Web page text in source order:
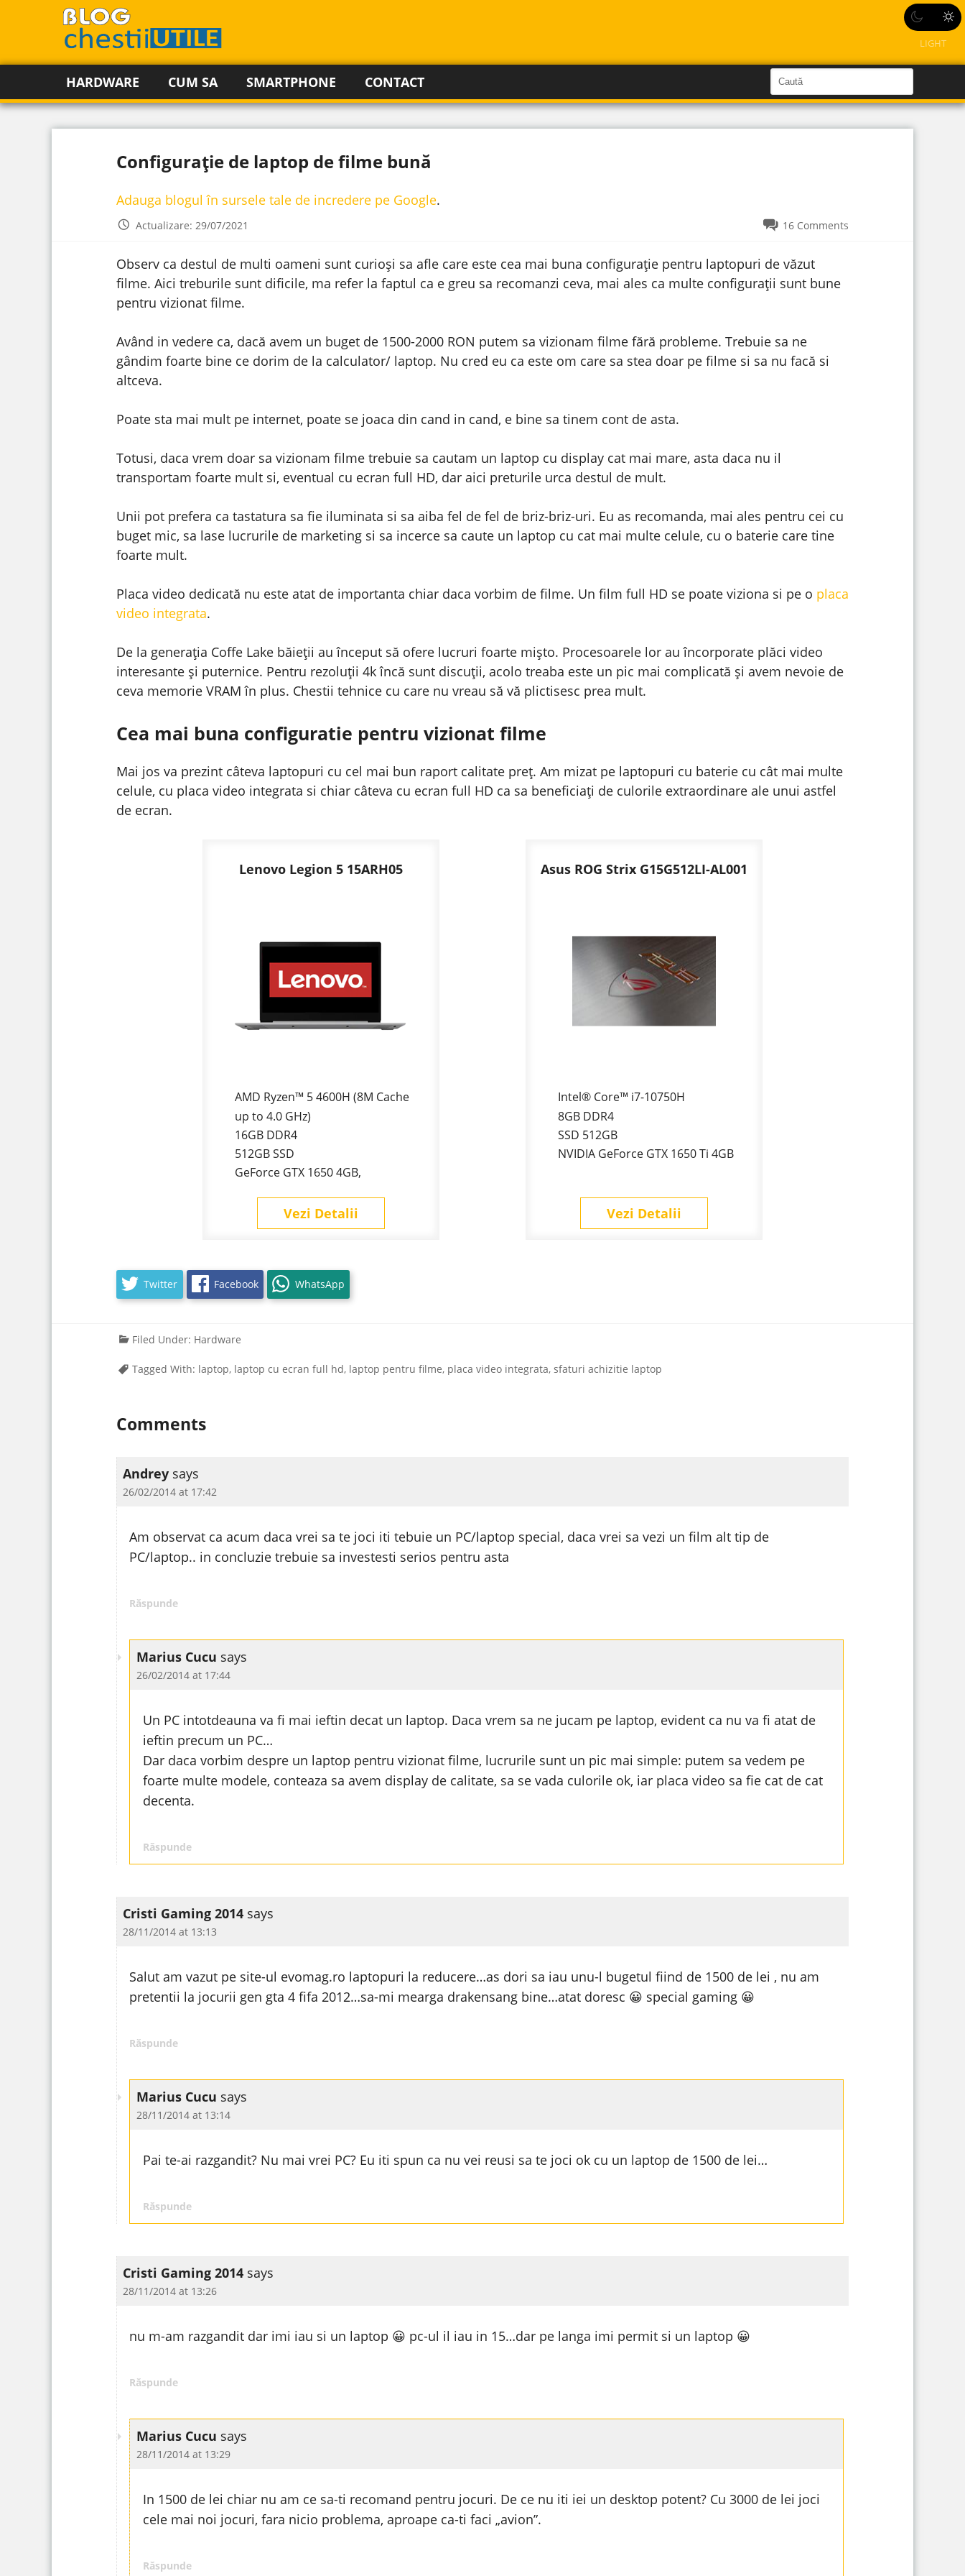
LIGHT
HARDWARE CUM SA SMARTPHONE CONTACT
a
s
t
e
C
a
Configurație de laptop de filme bună
Adauga blogul în sursele tale de incredere pe Google.
Actualizare: 29/07/2021 16 Comments
Observ ca destul de multi oameni sunt curioși sa afle care este cea mai buna configurație pentru laptopuri de văzut
filme. Aici treburile sunt dificile, ma refer la faptul ca e greu sa recomanzi ceva, mai ales ca multe configurații sunt bune
pentru vizionat filme.
Având in vedere ca, dacă avem un buget de 1500-2000 RON putem sa vizionam filme fără probleme. Trebuie sa ne
gândim foarte bine ce dorim de la calculator/ laptop. Nu cred eu ca este om care sa stea doar pe filme si sa nu facă si
altceva.
Poate sta mai mult pe internet, poate se joaca din cand in cand, e bine sa tinem cont de asta.
Totusi, daca vrem doar sa vizionam filme trebuie sa cautam un laptop cu display cat mai mare, asta daca nu il
transportam foarte mult si, eventual cu ecran full HD, dar aici preturile urca destul de mult.
Unii pot prefera ca tastatura sa fie iluminata si sa aiba fel de fel de briz-briz-uri. Eu as recomanda, mai ales pentru cei cu
buget mic, sa lase lucrurile de marketing si sa incerce sa caute un laptop cu cat mai multe celule, cu o baterie care tine
foarte mult.
Placa video dedicată nu este atat de importanta chiar daca vorbim de filme. Un film full HD se poate viziona si pe o placa
video integrata.
De la generația Coffe Lake băieții au început să ofere lucruri foarte mișto. Procesoarele lor au încorporate plăci video
interesante și puternice. Pentru rezoluții 4k încă sunt discuții, acolo treaba este un pic mai complicată și avem nevoie de
ceva memorie VRAM în plus. Chestii tehnice cu care nu vreau să vă plictisesc prea mult.
Cea mai buna configuratie pentru vizionat filme
Mai jos va prezint câteva laptopuri cu cel mai bun raport calitate preț. Am mizat pe laptopuri cu baterie cu cât mai multe
celule, cu placa video integrata si chiar câteva cu ecran full HD ca sa beneficiați de culorile extraordinare ale unui astfel
de ecran.
Lenovo Legion 5 15ARH05
AMD Ryzen™ 5 4600H (8M Cache
up to 4.0 GHz)
16GB DDR4
512GB SSD
GeForce GTX 1650 4GB,
Vezi Detalii
Asus ROG Strix G15G512LI-AL001
Intel® Core™ i7-10750H
8GB DDR4
SSD 512GB
NVIDIA GeForce GTX 1650 Ti 4GB
Vezi Detalii
Twitter Facebook WhatsApp
Filed Under: Hardware
Tagged With: laptop, laptop cu ecran full hd, laptop pentru filme, placa video integrata, sfaturi achizitie laptop
Comments
Andrey says
26/02/2014 at 17:42
Am observat ca acum daca vrei sa te joci iti tebuie un PC/laptop special, daca vrei sa vezi un film alt tip de
PC/laptop.. in concluzie trebuie sa investesti serios pentru asta
Răspunde
Marius Cucu says
26/02/2014 at 17:44
Un PC intotdeauna va fi mai ieftin decat un laptop. Daca vrem sa ne jucam pe laptop, evident ca nu va fi atat de
ieftin precum un PC…
Dar daca vorbim despre un laptop pentru vizionat filme, lucrurile sunt un pic mai simple: putem sa vedem pe
foarte multe modele, conteaza sa avem display de calitate, sa se vada culorile ok, iar placa video sa fie cat de cat
decenta.
Răspunde
Cristi Gaming 2014 says
28/11/2014 at 13:13
Salut am vazut pe site-ul evomag.ro laptopuri la reducere…as dori sa iau unu-l bugetul fiind de 1500 de lei , nu am
pretentii la jocurii gen gta 4 fifa 2012…sa-mi mearga drakensang bine…atat doresc 😀 special gaming 😀
Răspunde
Marius Cucu says
28/11/2014 at 13:14
Pai te-ai razgandit? Nu mai vrei PC? Eu iti spun ca nu vei reusi sa te joci ok cu un laptop de 1500 de lei…
Răspunde
Cristi Gaming 2014 says
28/11/2014 at 13:26
nu m-am razgandit dar imi iau si un laptop 😀 pc-ul il iau in 15…dar pe langa imi permit si un laptop 😀
Răspunde
Marius Cucu says
28/11/2014 at 13:29
In 1500 de lei chiar nu am ce sa-ti recomand pentru jocuri. De ce nu iti iei un desktop potent? Cu 3000 de lei joci
cele mai noi jocuri, fara nicio problema, aproape ca-ti faci „avion”.
Răspunde